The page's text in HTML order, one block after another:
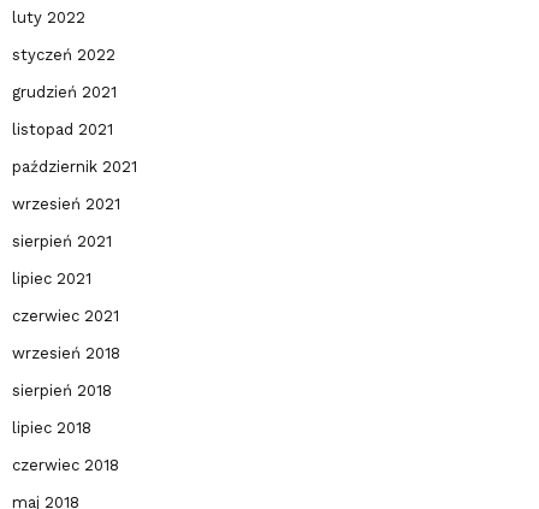
luty 2022
styczeń 2022
grudzień 2021
listopad 2021
październik 2021
wrzesień 2021
sierpień 2021
lipiec 2021
czerwiec 2021
wrzesień 2018
sierpień 2018
lipiec 2018
czerwiec 2018
maj 2018